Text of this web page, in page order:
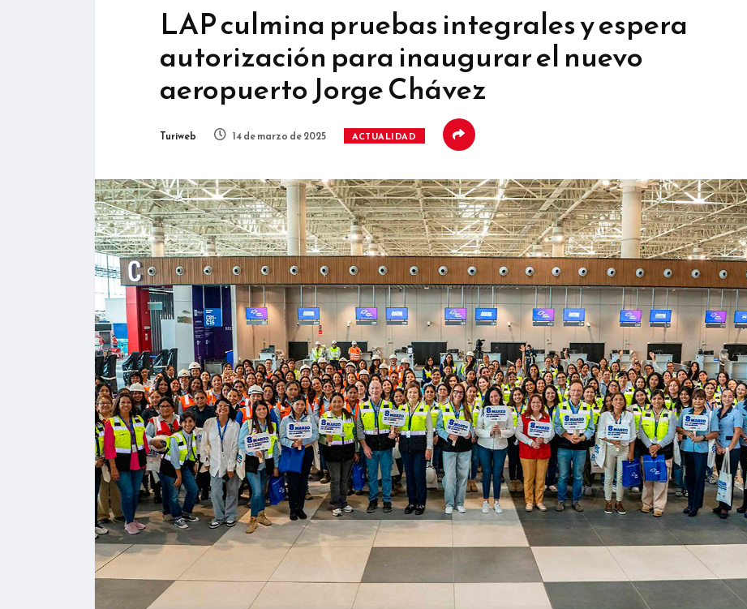
LAP culmina pruebas integrales y espera
autorización para inaugurar el nuevo
aeropuerto Jorge Chávez
Turiweb 14 de marzo de 2025 ACTUALIDAD